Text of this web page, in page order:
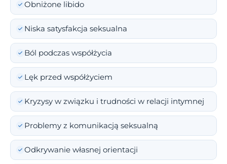
Obniżone libido
Niska satysfakcja seksualna
Ból podczas współżycia
Lęk przed współżyciem
Kryzysy w związku i trudności w relacji intymnej
Problemy z komunikacją seksualną
Odkrywanie własnej orientacji